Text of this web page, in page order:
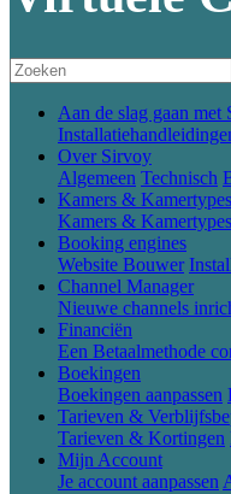
Aan de slag gaan met
Over Sirvoy
Algemeen Technisch
Kamers & Kamertypes
Kamers & Kamertypes
Booking engines
Website Bouwer
Channel Manager
Nieuwe channels
Financiën
Een Betaalmethode
Boekingen
Boekingen aanpassen
Tarieven &
Tarieven & Kortingen
Mijn Account
Je account aanpassen